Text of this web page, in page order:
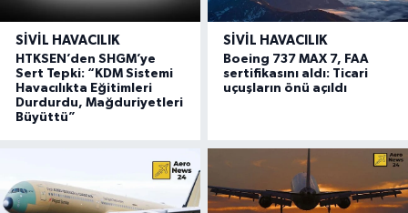
SIVIL HAVACILIK
HTKSEN’den SHGM’ye
Sert Tepki: “KDM Sistemi
Havacılıkta Eğitimleri
Durdurdu, Mağduriyetleri
Büyüttü”
SIVIL HAVACILIK
Boeing 737 MAX 7, FAA
sertifikasını aldı: Ticari
uçuşların önü açıldı